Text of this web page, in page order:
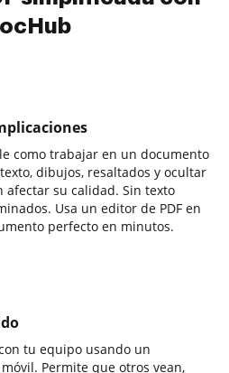
como trabajar en un documento
dibujos, resaltados y ocultar
su calidad. Sin texto
Usa un editor de PDF en
perfecto en minutos.
tu equipo usando un
Permite que otros vean,